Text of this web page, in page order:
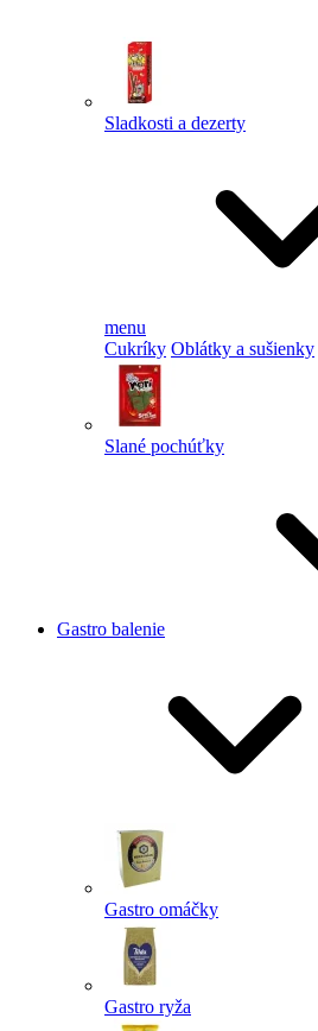
Sladkosti a dezerty
menu
Cukríky Oblátky a sušienky
Slané pochúťky
Gastro balenie
Gastro omáčky
Gastro ryža